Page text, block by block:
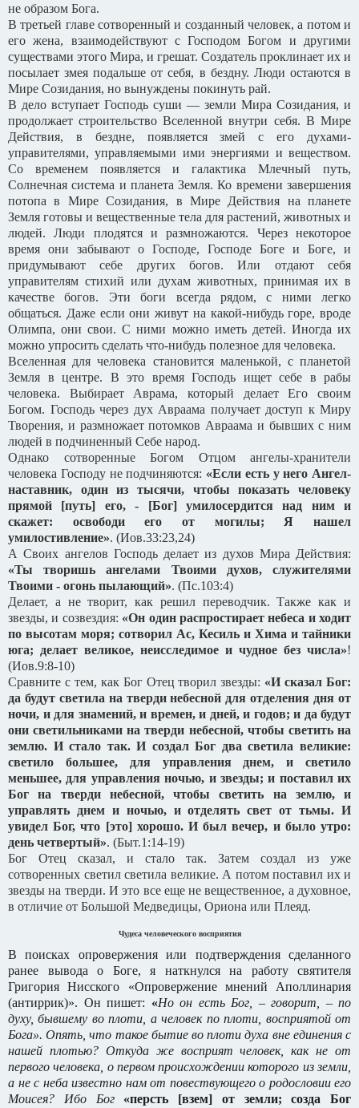
не образом Бога.
В третьей главе сотворенный и созданный человек, а потом и
его жена, взаимодействуют с Господом Богом и другими
существами этого Мира, и грешат. Создатель проклинает их и
посылает змея подальше от себя, в бездну. Люди остаются в
Мире Созидания, но вынуждены покинуть рай.
В дело вступает Господь суши — земли Мира Созидания, и
продолжает строительство Вселенной внутри себя. В Мире
Действия, в бездне, появляется змей с его духами-
управителями, управляемыми ими энергиями и веществом.
Со временем появляется и галактика Млечный путь,
Солнечная система и планета Земля. Ко времени завершения
потопа в Мире Созидания, в Мире Действия на планете
Земля готовы и вещественные тела для растений, животных и
людей. Люди плодятся и размножаются. Через некоторое
время они забывают о Господе, Господе Боге и Боге, и
придумывают себе других богов. Или отдают себя
управителям стихий или духам животных, принимая их в
качестве богов. Эти боги всегда рядом, с ними легко
общаться. Даже если они живут на какой-нибудь горе, вроде
Олимпа, они свои. С ними можно иметь детей. Иногда их
можно упросить сделать что-нибудь полезное для человека.
Вселенная для человека становится маленькой, с планетой
Земля в центре. В это время Господь ищет себе в рабы
человека. Выбирает Аврама, который делает Его своим
Богом. Господь через дух Авраама получает доступ к Миру
Творения, и размножает потомков Авраама и бывших с ним
людей в подчиненный Себе народ.
Однако сотворенные Богом Отцом ангелы-хранители
человека Господу не подчиняются: «Если есть у него Ангел-
наставник, один из тысячи, чтобы показать человеку
прямой [путь] его, - [Бог] умилосердится над ним и
скажет: освободи его от могилы; Я нашел
умилостивление». (Иов.33:23,24)
А Своих ангелов Господь делает из духов Мира Действия:
«Ты творишь ангелами Твоими духов, служителями
Твоими - огонь пылающий». (Пс.103:4)
Делает, а не творит, как решил переводчик. Также как и
звезды, и созвездия: «Он один распростирает небеса и ходит
по высотам моря; сотворил Ас, Кесиль и Хима и тайники
юга; делает великое, неисследимое и чудное без числа»!
(Иов.9:8-10)
Сравните с тем, как Бог Отец творил звезды: «И сказал Бог:
да будут светила на тверди небесной для отделения дня от
ночи, и для знамений, и времен, и дней, и годов; и да будут
они светильниками на тверди небесной, чтобы светить на
землю. И стало так. И создал Бог два светила великие:
светило большее, для управления днем, и светило
меньшее, для управления ночью, и звезды; и поставил их
Бог на тверди небесной, чтобы светить на землю, и
управлять днем и ночью, и отделять свет от тьмы. И
увидел Бог, что [это] хорошо. И был вечер, и было утро:
день четвертый». (Быт.1:14-19)
Бог Отец сказал, и стало так. Затем создал из уже
сотворенных светил светила великие. А потом поставил их и
звезды на тверди. И это все еще не вещественное, а духовное,
в отличие от Большой Медведицы, Ориона или Плеяд.
Чудеса человеческого восприятия
В поисках опровержения или подтверждения сделанного
ранее вывода о Боге, я наткнулся на работу святителя
Григория Нисского «Опровержение мнений Аполлинария
(антиррик)». Он пишет: «Но он есть Бог, – говорит, – по
духу, бывшему во плоти, а человек по плоти, восприятой от
Бога». Опять, что такое бытие во плоти духа вне единения с
нашей плотью? Откуда же восприят человек, как не от
первого человека, о первом происхождении которого из земли,
а не с неба известно нам от повествующего о родословии его
Моисея? Ибо Бог «персть [взем] от земли; созда Бог